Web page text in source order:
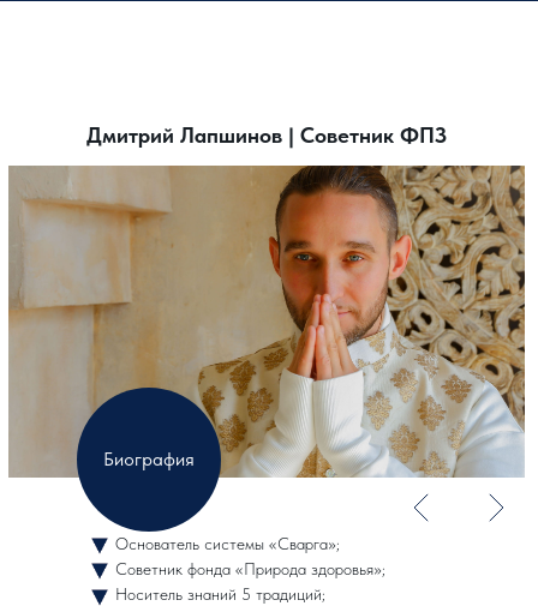
Дмитрий Лапшинов | Советник ФПЗ
Основатель системы «Сварга»;
Советник фонда «Природа здоровья»;
Носитель знаний 5 традиций;
Биография